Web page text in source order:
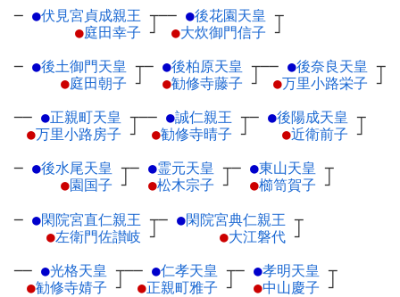
─ ●伏見宮貞成親王 ┬
●庭田幸子 ┘
── ●後花園天皇 ┬
●大炊御門信子 ┘
─ ●後土御門天皇 ┬
●庭田朝子 ┘
─ ●後柏原天皇 ┬
●勧修寺藤子 ┘
── ●後奈良天皇 ┬
●万里小路栄子 ┘
── ●正親町天皇 ┬
●万里小路房子 ┘
── ●誠仁親王 ┬
●勧修寺晴子 ┘
─ ●後陽成天皇 ┬
●近衛前子 ┘
─ ●後水尾天皇 ┬
●園国子 ┘
─ ●霊元天皇 ┬
●松木宗子 ┘
─ ●東山天皇 ┬
●櫛笥賀子 ┘
─ ●閑院宮直仁親王 ┬
●左衛門佐讃岐 ┘
─ ●閑院宮典仁親王 ┬
●大江磐代 ┘
── ●光格天皇 ┬
●勧修寺婧子 ┘
── ●仁孝天皇 ┬
●正親町雅子 ┘
─ ●孝明天皇 ┬
●中山慶子 ┘